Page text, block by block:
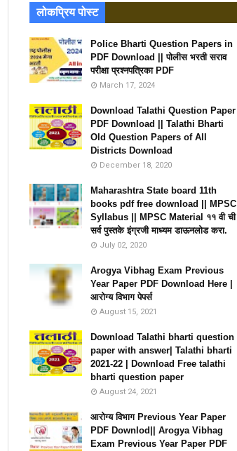
लोकप्रिय पोस्ट
Police Bharti Question Papers in
PDF Download || पोलीस भरती सराव
परीक्षा प्रश्नपत्रिका PDF
March 17, 2024
Download Talathi Question Paper
PDF Download || Talathi Bharti
Old Question Papers of All
Districts Download
December 18, 2020
Maharashtra State board 11th
books pdf free download || MPSC
Syllabus || MPSC Material ११ वी ची
सर्व पुस्तके इंग्रजी माध्यम डाऊनलोड करा.
July 02, 2020
Arogya Vibhag Exam Previous
Year Paper PDF Download Here |
आरोग्य विभाग पेपर्स
August 15, 2021
Download Talathi bharti question
paper with answer| Talathi bharti
2021-22 | Download Free talathi
bharti question paper
August 24, 2021
आरोग्य विभाग Previous Year Paper
PDF Downlod|| Arogya Vibhag
Exam Previous Year Paper PDF